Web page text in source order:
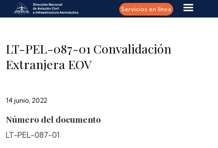
Pasar al contenido principal Servicios en línea
LT-PEL-087-01 Convalidación
Extranjera EOV
14 junio, 2022
Número del documento
LT-PEL-087-01